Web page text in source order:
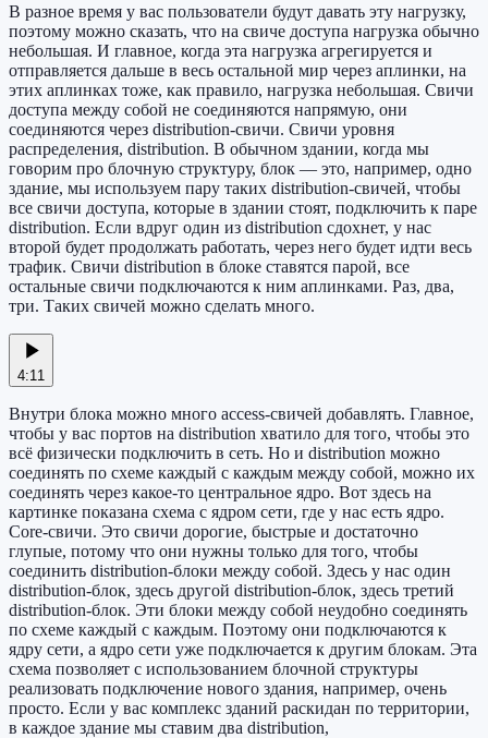
В разное время у вас пользователи будут давать эту нагрузку,
поэтому можно сказать, что на свиче доступа нагрузка обычно
небольшая. И главное, когда эта нагрузка агрегируется и
отправляется дальше в весь остальной мир через аплинки, на
этих аплинках тоже, как правило, нагрузка небольшая. Свичи
доступа между собой не соединяются напрямую, они
соединяются через distribution-свичи. Свичи уровня
распределения, distribution. В обычном здании, когда мы
говорим про блочную структуру, блок — это, например, одно
здание, мы используем пару таких distribution-свичей, чтобы
все свичи доступа, которые в здании стоят, подключить к паре
distribution. Если вдруг один из distribution сдохнет, у нас
второй будет продолжать работать, через него будет идти весь
трафик. Свичи distribution в блоке ставятся парой, все
остальные свичи подключаются к ним аплинками. Раз, два,
три. Таких свичей можно сделать много.
4:11
Внутри блока можно много access-свичей добавлять. Главное,
чтобы у вас портов на distribution хватило для того, чтобы это
всё физически подключить в сеть. Но и distribution можно
соединять по схеме каждый с каждым между собой, можно их
соединять через какое-то центральное ядро. Вот здесь на
картинке показана схема с ядром сети, где у нас есть ядро.
Core-свичи. Это свичи дорогие, быстрые и достаточно
глупые, потому что они нужны только для того, чтобы
соединить distribution-блоки между собой. Здесь у нас один
distribution-блок, здесь другой distribution-блок, здесь третий
distribution-блок. Эти блоки между собой неудобно соединять
по схеме каждый с каждым. Поэтому они подключаются к
ядру сети, а ядро сети уже подключается к другим блокам. Эта
схема позволяет с использованием блочной структуры
реализовать подключение нового здания, например, очень
просто. Если у вас комплекс зданий раскидан по территории,
в каждое здание мы ставим два distribution,